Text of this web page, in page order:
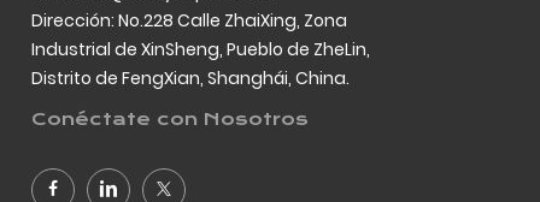
Dirección: No.228 Calle ZhaiXing, Zona
Industrial de XinSheng, Pueblo de ZheLin,
Distrito de FengXian, Shanghái, China.
Conéctate con Nosotros